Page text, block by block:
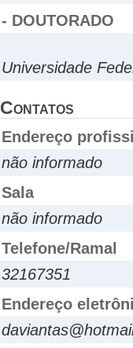
- DOUTORADO
Universidade
Contatos
Endereço
não informado
Sala
não informado
Telefone/Ramal
32167351
Endereço